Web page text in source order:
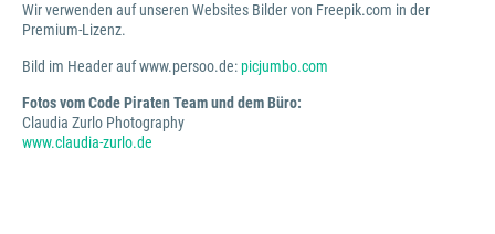
Wir verwenden auf unseren Websites Bilder von Freepik.com in der
Premium-Lizenz.
Bild im Header auf www.persoo.de:picjumbo.com
Fotos vom Code Piraten Team und dem Büro:
Claudia Zurlo Photography
www.claudia-zurlo.de